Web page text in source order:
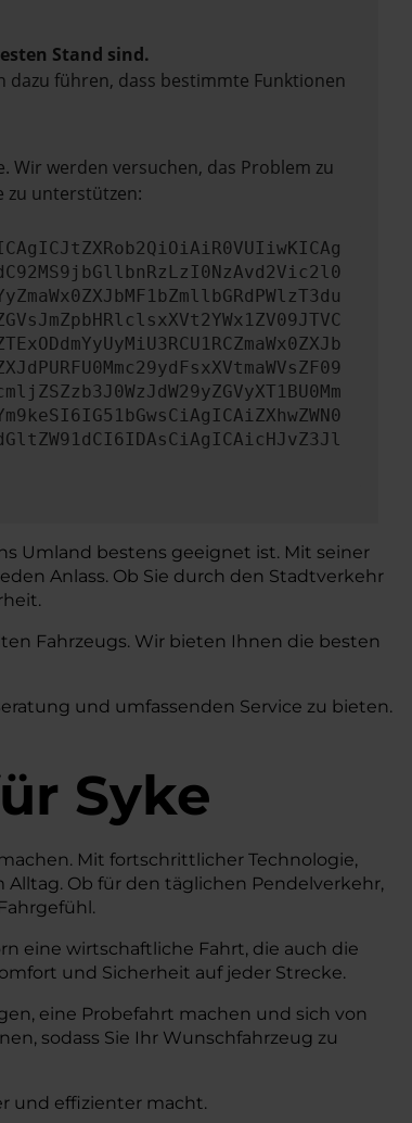
Stand sind.
führen, dass bestimmte Funktionen
werden versuchen, das Problem zu
zu unterstützen:
Umland bestens geeignet ist. Mit seiner
Anlass. Ob Sie durch den Stadtverkehr
Fahrzeugs. Wir bieten Ihnen die besten
und umfassenden Service zu bieten.
Syke
Mit fortschrittlicher Technologie,
Ob für den täglichen Pendelverkehr,
eine wirtschaftliche Fahrt, die auch die
und Sicherheit auf jeder Strecke.
eine Probefahrt machen und sich von
sodass Sie Ihr Wunschfahrzeug zu
und effizienter macht.